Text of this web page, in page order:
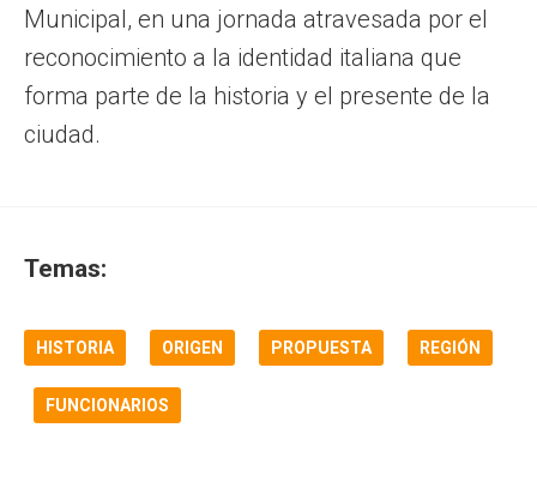
Municipal, en una jornada atravesada por el
reconocimiento a la identidad italiana que
forma parte de la historia y el presente de la
ciudad.
Temas:
HISTORIA ORIGEN PROPUESTA REGIÓN
FUNCIONARIOS